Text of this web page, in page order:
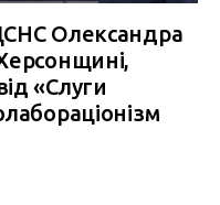
Олександра
«Слуги